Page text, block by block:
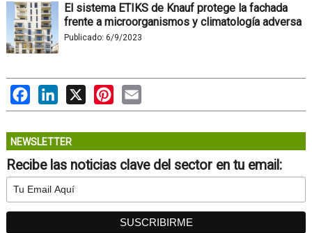
El sistema ETIKS de Knauf protege la fachada
frente a microorganismos y climatología adversa
Publicado: 6/9/2023
FacebookLinkedIn
X PinterestEmail
NEWSLETTER
Recibe las noticias clave del sector en tu email: